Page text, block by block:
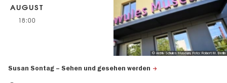
Susan Sontag – Sehen und gesehen werden
AUGUST
18:00
© Archiv Schules Museum, Foto: Robert M. Berlin